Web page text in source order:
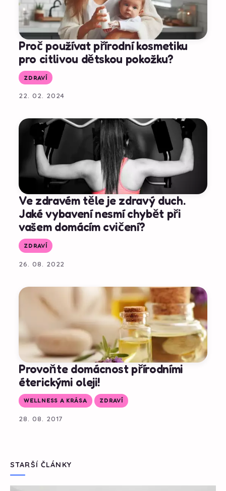
Proč používat přírodní kosmetiku
pro citlivou dětskou pokožku?
ZDRAVÍ
22. 02. 2024
Ve zdravém těle je zdravý duch.
Jaké vybavení nesmí chybět při
vašem domácím cvičení?
ZDRAVÍ
26. 08. 2022
Provoňte domácnost přírodními
éterickými oleji!
WELLNESS A KRÁSA ZDRAVÍ
28. 08. 2017
STARŠÍ ČLÁNKY